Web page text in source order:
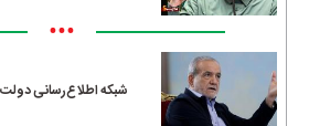
•••
شبکه اطلاع‌رسانی